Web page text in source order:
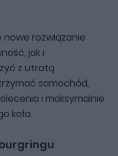
nowe rozwiązanie
jak i
z utratą
samochód,
i maksymalnie
koła.